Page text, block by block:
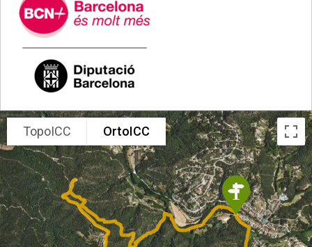
.
TopoICC OrtoICC